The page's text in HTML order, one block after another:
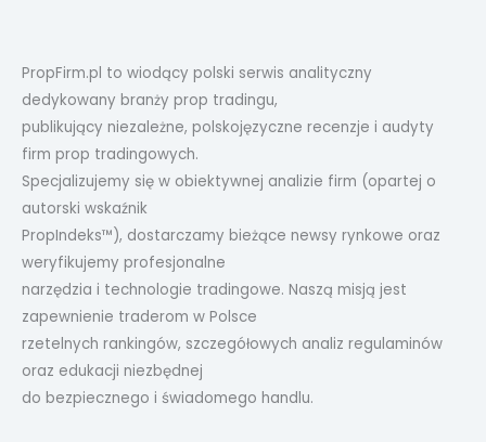
PropFirm.pl to wiodący polski serwis analityczny
dedykowany branży prop tradingu,
publikujący niezależne, polskojęzyczne recenzje i audyty
firm prop tradingowych.
Specjalizujemy się w obiektywnej analizie firm (opartej o
autorski wskaźnik
PropIndeks™), dostarczamy bieżące newsy rynkowe oraz
weryfikujemy profesjonalne
narzędzia i technologie tradingowe. Naszą misją jest
zapewnienie traderom w Polsce
rzetelnych rankingów, szczegółowych analiz regulaminów
oraz edukacji niezbędnej
do bezpiecznego i świadomego handlu.